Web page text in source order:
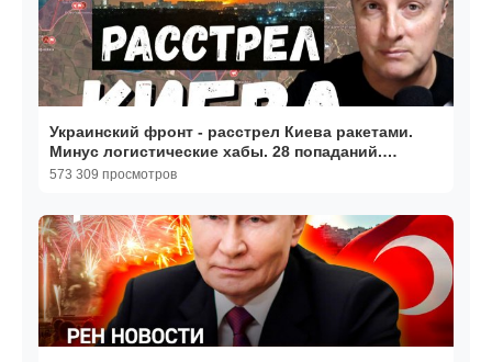
Украинский фронт - расстрел Киева ракетами.
Минус логистические хабы. 28 попаданий.
05.08.26
573 309 просмотров